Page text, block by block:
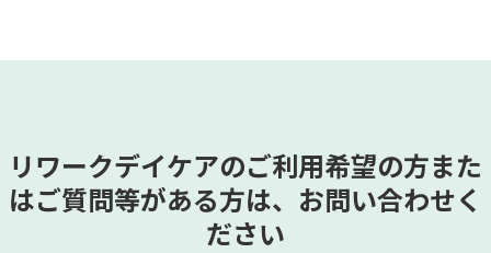
リワークデイケアのご利用希望の方また
はご質問等がある方は、お問い合わせく
ださい